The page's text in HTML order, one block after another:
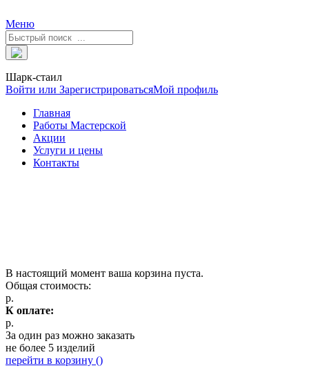
Меню
Шарк-стаил
Войти или ЗарегистрироватьсяМой профиль
Главная
Работы Мастерской
Акции
Услуги и цены
Контакты
В настоящий момент ваша корзина пуста.
Общая стоимость:
р.
К оплате:
р.
За один раз можно заказать
не более 5 изделий
перейти в корзину ()